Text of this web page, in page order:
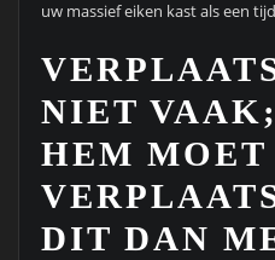
uw massief eiken kast als een
NIET
HEM MOET
DIT DAN